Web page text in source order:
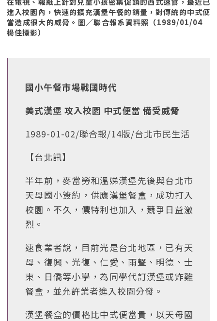
進入校園內，快速的擴充漢堡午餐的銷量，對傳統的中式便
當造成很大的威脅。圖／聯合報系資料照（1989/01/04
楊佳攝影）
國小午餐市場戰國時代
美式漢堡 攻入校園 中式便當 備受威脅
1989-01-02/聯合報/14版/台北市民生活
【台北訊】
半年前，麥當勞和溫娣漢堡先後與台北市
天母國小簽約，供應漢堡餐盒，成功打入
校園。不久，儂特利也加入，競爭日益激
烈。
速食業者說，目前光是台北地區，已有天
母、復興、光復、仁愛、雨聲、明德、士
東、日僑等小學，為同學代訂漢堡或炸雞
餐盒，並允許業者進入校園分發。
漢堡餐盒的價格比中式便當貴，以天母國